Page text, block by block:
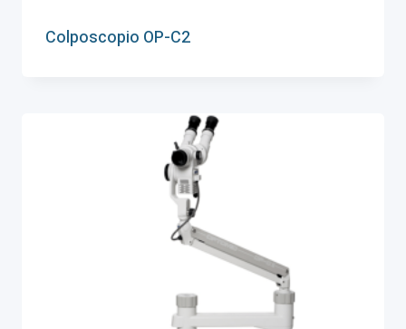
Colposcopio OP-C2